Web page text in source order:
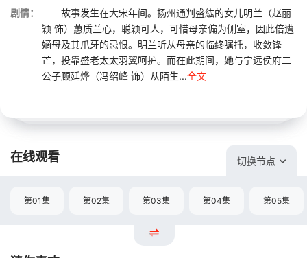
剧情：
故事发生在大宋年间。扬州通判盛紘的女儿明兰（赵丽
颖 饰）蕙质兰心，聪颖可人，可惜母亲偏为侧室，因此倍遭
嫡母及其爪牙的忌恨。明兰听从母亲的临终嘱托，收敛锋
芒，投靠盛老太太羽翼呵护。而在此期间，她与宁远侯府二
公子顾廷烨（冯绍峰 饰）从陌生...全文
在线观看 切换节点
第01集 第02集 第03集 第04集 第05集